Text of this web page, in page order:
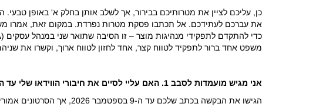
כן, עליכם לציין את מטרותיכם בבירור, אך לשלב אותן בחלק א' באופן
את עברכם לעתידכם. אל תכתבו פסקת מטרות נפרדת. במקום זאת, אמרו משהו
כדי להתקדם לתפקידי מנהיגות מוצר – זו הסיבה שתואר שני במנהל עסקים (
משפט אחד ברור לתפקיד לטווח קצר, אחד לחזון לטווח ארוך, וקשרו את
אני מגיש מועמדות לסבב 1. האם עליי לסיים את חיבורי הווידאו שלי עד ה-9 בספטמבר, או שאוכל לכתוב אותם מאוחר יותר?